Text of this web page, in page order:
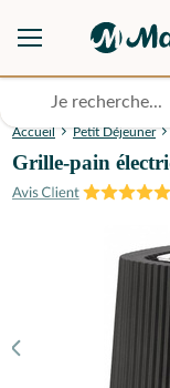
Accueil Petit Déjeuner
Grille-pain